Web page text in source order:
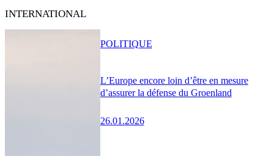
INTERNATIONAL
L’Europe encore loin d’être en mesure
d’assurer la défense du Groenland
26.01.2026
POLITIQUE